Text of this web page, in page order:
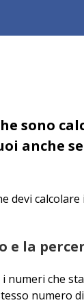
sono
anche
devi calcolare
e la
numeri che
numero